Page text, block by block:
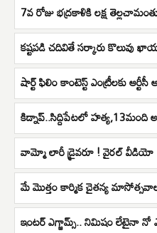
7వ రోజు భద్రకాళికి లక్ష
కష్టపడి చదివితే సర్కారు కొలువు
షార్ట్ ఫిలిం కాంటెస్ట్ ఎంట్రీలకు
కిడ్నాప్..సిద్దిపేటలో హత్య,13మంది
వామ్మో లారీ డ్రైవరూ ! వైరల్ వీడియో
మే మొత్తం కార్మిక చైతన్య
ఇంటర్ ఎగ్జామ్స్.. నిమిషం లేటైనా నో